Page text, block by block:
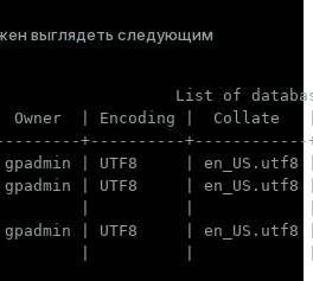
выглядеть следующим
List of
Owner  | Encoding |  Collate
+----------
| UTF8     | en_US.utf8
| UTF8     |
| UTF8     |